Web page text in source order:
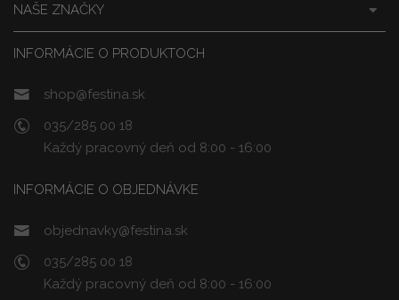
INFORMÁCIE O PRODUKTOCH
shop@festina.sk
035/285 00 18
Každý pracovný deň od 8:00 - 16:00
INFORMÁCIE O OBJEDNÁVKE
objednavky@festina.sk
035/285 00 18
Každý pracovný deň od 8:00 - 16:00
NAŠE ZNAČKY